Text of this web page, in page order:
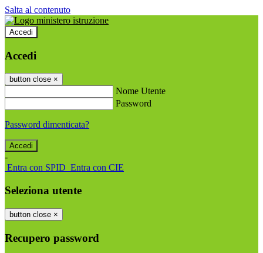
Salta al contenuto
Accedi
Accedi
button close ×
Nome Utente
Password
Password dimenticata?
-
Entra con SPID Entra con CIE
Seleziona utente
button close ×
Recupero password